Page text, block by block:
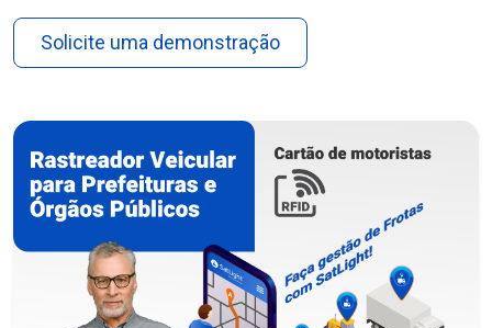
Solicite uma demonstração